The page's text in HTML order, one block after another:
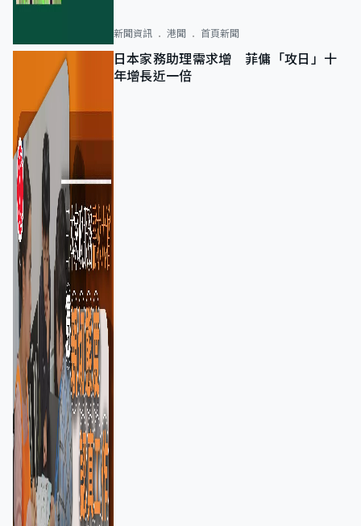
新聞資訊 港聞 首頁新聞
日本家務助理需求增 菲傭「攻日」十
年增長近一倍